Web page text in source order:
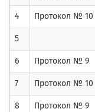
4 Протокол № 10
5
6 Протокол № 9
7 Протокол № 10
8 Протокол № 9